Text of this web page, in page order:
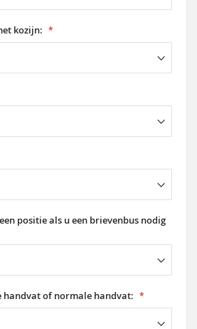
kozijn:
positie als u een brievenbus nodig
handvat of normale handvat: